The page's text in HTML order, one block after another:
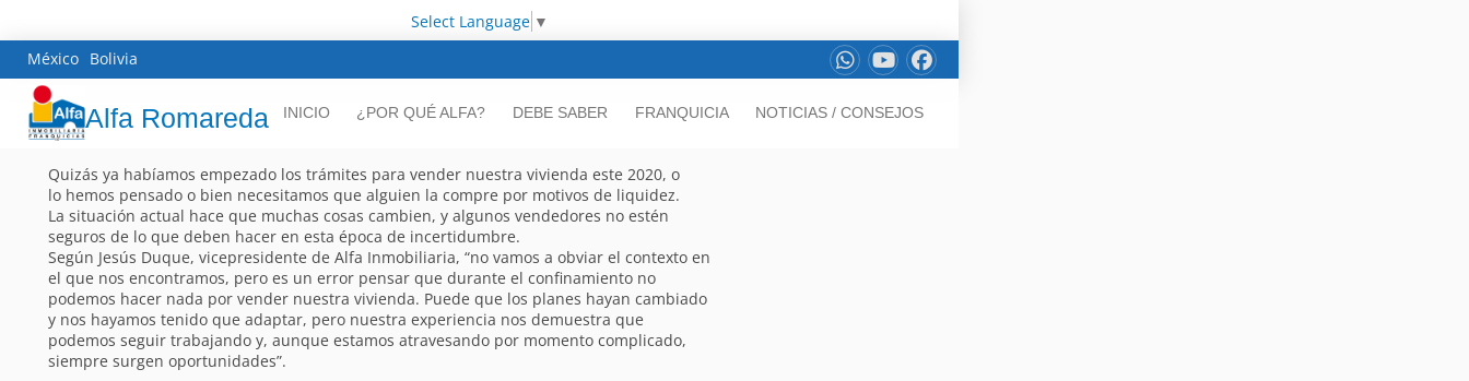
Select Language ▼
México Bolivia
Alfa Romareda INICIO ¿POR QUÉ ALFA? DEBE SABER FRANQUICIA NOTICIAS / CONSEJOS
Quizás ya habíamos empezado los trámites para vender nuestra vivienda este 2020, o
lo hemos pensado o bien necesitamos que alguien la compre por motivos de liquidez.
La situación actual hace que muchas cosas cambien, y algunos vendedores no estén
seguros de lo que deben hacer en esta época de incertidumbre.
Según Jesús Duque, vicepresidente de Alfa Inmobiliaria, “no vamos a obviar el contexto en
el que nos encontramos, pero es un error pensar que durante el confinamiento no
podemos hacer nada por vender nuestra vivienda. Puede que los planes hayan cambiado
y nos hayamos tenido que adaptar, pero nuestra experiencia nos demuestra que
podemos seguir trabajando y, aunque estamos atravesando por momento complicado,
siempre surgen oportunidades”.